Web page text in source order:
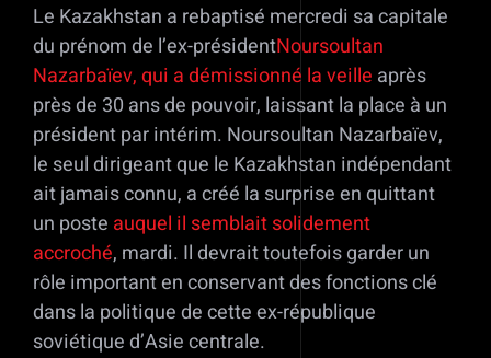
Le Kazakhstan a rebaptisé mercredi sa capitale
du prénom de l’ex-présidentNoursoultan
Nazarbaïev, qui a démissionné la veille après
près de 30 ans de pouvoir, laissant la place à un
président par intérim. Noursoultan Nazarbaïev,
le seul dirigeant que le Kazakhstan indépendant
ait jamais connu, a créé la surprise en quittant
un poste auquel il semblait solidement
accroché, mardi. Il devrait toutefois garder un
rôle important en conservant des fonctions clé
dans la politique de cette ex-république
soviétique d’Asie centrale.